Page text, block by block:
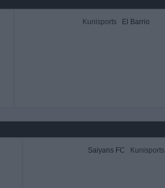
Kunisports El Barrio
Saiyans FC Kunisports